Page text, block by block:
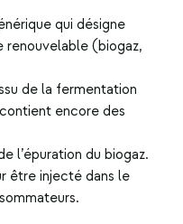
qui désigne
renouvelable (biogaz,
de la fermentation
encore des
l’épuration du biogaz.
être injecté dans le